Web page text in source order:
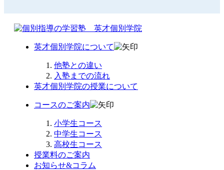
英才個別学院について
他塾との違い
入塾までの流れ
英才個別学院の授業について
コースのご案内
小学生コース
中学生コース
高校生コース
授業料のご案内
お知らせ&コラム